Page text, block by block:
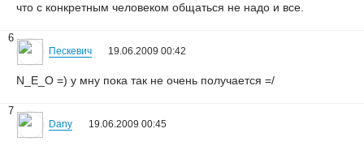
что с конкретным человеком общаться не надо и все.
6
Пескевич 19.06.2009 00:42
N_E_O =) у мну пока так не очень получается =/
7
Dany 19.06.2009 00:45